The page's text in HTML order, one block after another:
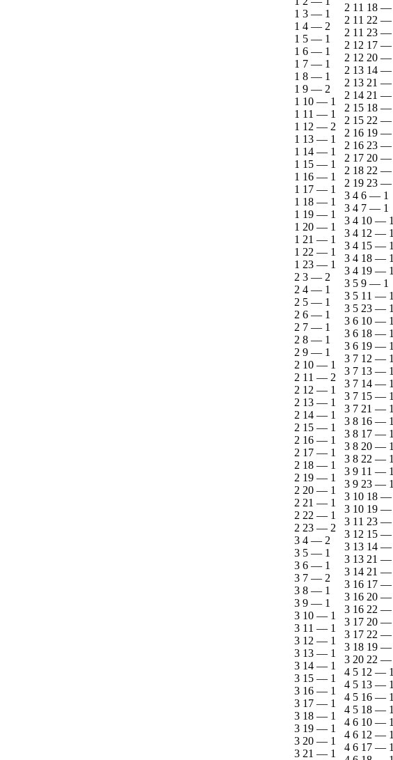
1 3 — 1
1 4 — 2
1 5 — 1
1 6 — 1
1 7 — 1
1 8 — 1
1 9 — 2
1 10 — 1
1 11 — 1
1 12 — 2
1 13 — 1
1 14 — 1
1 15 — 1
1 16 — 1
1 17 — 1
1 18 — 1
1 19 — 1
1 20 — 1
1 21 — 1
1 22 — 1
1 23 — 1
2 3 — 2
2 4 — 1
2 5 — 1
2 6 — 1
2 7 — 1
2 8 — 1
2 9 — 1
2 10 — 1
2 11 — 2
2 12 — 1
2 13 — 1
2 14 — 1
2 15 — 1
2 16 — 1
2 17 — 1
2 18 — 1
2 19 — 1
2 20 — 1
2 21 — 1
2 22 — 1
2 23 — 2
3 4 — 2
3 5 — 1
3 6 — 1
3 7 — 2
3 8 — 1
3 9 — 1
3 10 — 1
3 11 — 1
3 12 — 1
3 13 — 1
3 14 — 1
3 15 — 1
3 16 — 1
3 17 — 1
3 18 — 1
3 19 — 1
3 20 — 1
3 21 — 1
2 11 18 —
2 11 22 —
2 11 23 —
2 12 17 —
2 12 20 —
2 13 14 —
2 13 21 —
2 14 21 —
2 15 18 —
2 15 22 —
2 16 19 —
2 16 23 —
2 17 20 —
2 18 22 —
2 19 23 —
3 4 6 — 1
3 4 7 — 1
3 4 10 — 1
3 4 12 — 1
3 4 15 — 1
3 4 18 — 1
3 4 19 — 1
3 5 9 — 1
3 5 11 — 1
3 5 23 — 1
3 6 10 — 1
3 6 18 — 1
3 6 19 — 1
3 7 12 — 1
3 7 13 — 1
3 7 14 — 1
3 7 15 — 1
3 7 21 — 1
3 8 16 — 1
3 8 17 — 1
3 8 20 — 1
3 8 22 — 1
3 9 11 — 1
3 9 23 — 1
3 10 18 —
3 10 19 —
3 11 23 —
3 12 15 —
3 13 14 —
3 13 21 —
3 14 21 —
3 16 17 —
3 16 20 —
3 16 22 —
3 17 20 —
3 17 22 —
3 18 19 —
3 20 22 —
4 5 12 — 1
4 5 13 — 1
4 5 16 — 1
4 5 18 — 1
4 6 10 — 1
4 6 12 — 1
4 6 17 — 1